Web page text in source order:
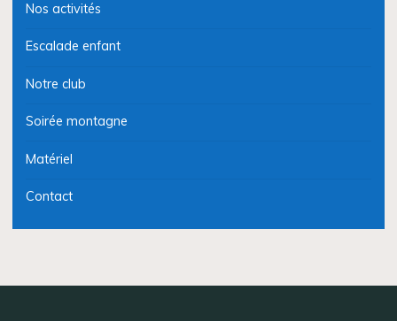
Nos activités
Escalade enfant
Notre club
Soirée montagne
Matériel
Contact